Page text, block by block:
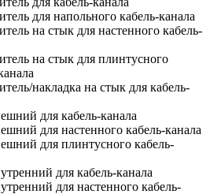
для напольного кабель-канала
на стык для настенного кабель-
на стык для плинтусного
накладка на стык для кабель-
для кабель-канала
для настенного кабель-канала
для плинтусного кабель-
для кабель-канала
для настенного кабель-